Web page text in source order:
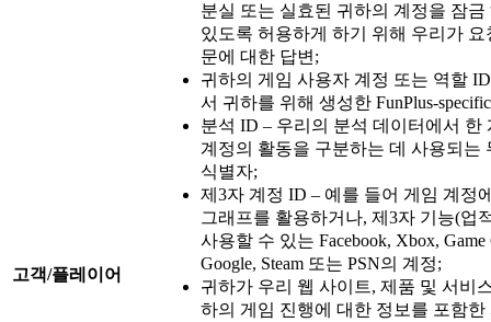
고객/플레이어
분실 또는 실효된 귀하의 계정을 잠
있도록 허용하게 하기 위해 우리가
문에 대한 답변;
귀하의 게임 사용자 계정 또는 역할
서 귀하를 위해 생성한 FunPlus-
분석 ID – 우리의 분석 데이터에서 한
계정의 활동을 구분하는 데 사용되는
식별자;
제3자 계정 ID – 예를 들어 게임 계정
그래프를 활용하거나, 제3자 기능(업
사용할 수 있는 Facebook, Xbox, Game
Google, Steam 또는 PSN의 계정;
귀하가 우리 웹 사이트, 제품 및 서비
하의 게임 진행에 대한 정보를 포함한